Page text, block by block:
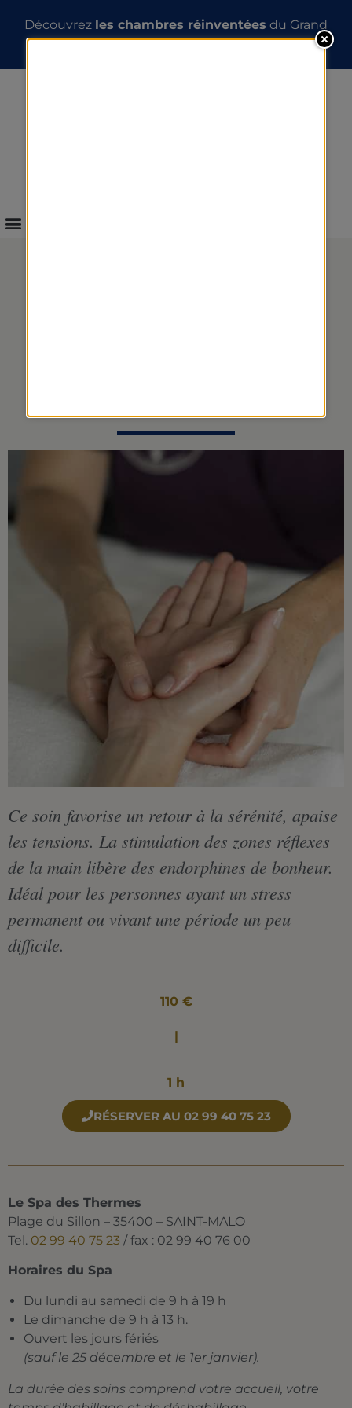
Découvrez les chambres réinventées du Grand
Hôtel des Thermes
Ce soin favorise un retour à la sérénité, apaise
les tensions. La stimulation des zones réflexes
de la main libère des endorphines de bonheur.
Idéal pour les personnes ayant un stress
permanent ou vivant une période un peu
difficile.
110 €
1 h
RÉSERVER AU 02 99 40 75 23
Le Spa des Thermes
Plage du Sillon – 35400 – SAINT-MALO
Tel. 02 99 40 75 23 / fax : 02 99 40 76 00
Horaires du Spa
Du lundi au samedi de 9 h à 19 h
Le dimanche de 9 h à 13 h.
Ouvert les jours fériés
(sauf le 25 décembre et le 1er janvier).
La durée des soins comprend votre accueil, votre